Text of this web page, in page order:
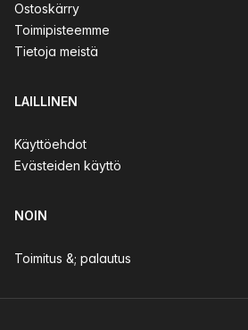
Ostoskärry
Toimipisteemme
Tietoja meistä
LAILLINEN
Käyttöehdot
Evästeiden käyttö
NOIN
Toimitus &; palautus